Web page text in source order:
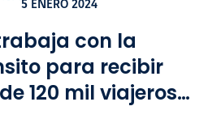
5 ENERO 2024
con la
para recibir
120 mil viajeros